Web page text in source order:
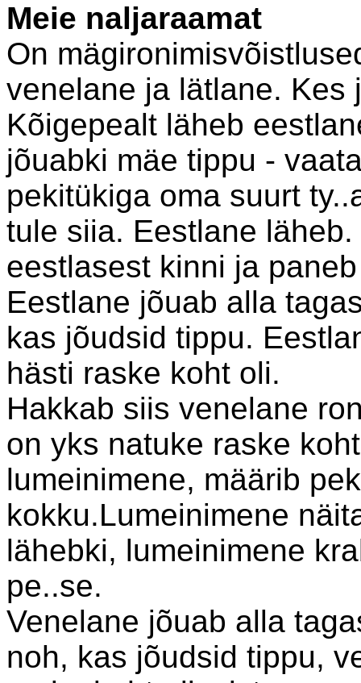
Meie naljaraamat
On
venelane ja lätlane. Kes
Kõigepealt läheb
jõuabki mäe tippu -
pekitükiga oma suurt
tule siia. Eestlane
eestlasest kinni ja
Eestlane jõuab alla
kas jõudsid tippu.
hästi raske koht oli.
Hakkab siis venelane
on yks natuke raske
lumeinimene, määrib
kokku.Lumeinimene
lähebki, lumeinimene
pe..se.
Venelane jõuab alla
noh, kas jõudsid tippu,